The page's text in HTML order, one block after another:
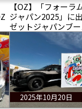
【OZ】「フォーラ
ジャパン2025」に
ゼットジャパンブ
2025年10月20日